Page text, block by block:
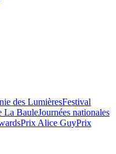
des LumièresFestival
La BauleJournées nationales
Prix Alice GuyPrix